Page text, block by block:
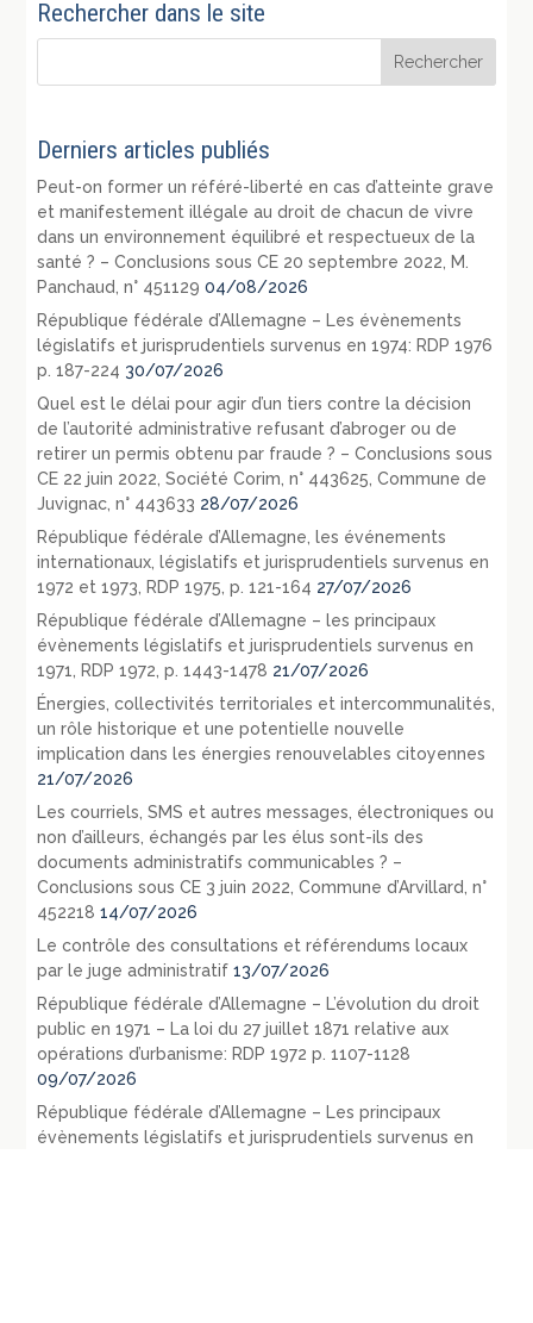
Rechercher dans le site
Derniers articles publiés
Peut-on former un référé-liberté en cas d’atteinte grave
et manifestement illégale au droit de chacun de vivre
dans un environnement équilibré et respectueux de la
santé ? – Conclusions sous CE 20 septembre 2022, M.
Panchaud, n° 451129 04/08/2026
République fédérale d’Allemagne – Les évènements
législatifs et jurisprudentiels survenus en 1974: RDP 1976
p. 187-224 30/07/2026
Quel est le délai pour agir d’un tiers contre la décision
de l’autorité administrative refusant d’abroger ou de
retirer un permis obtenu par fraude ? – Conclusions sous
CE 22 juin 2022, Société Corim, n° 443625, Commune de
Juvignac, n° 443633 28/07/2026
République fédérale d’Allemagne, les événements
internationaux, législatifs et jurisprudentiels survenus en
1972 et 1973, RDP 1975, p. 121-164 27/07/2026
République fédérale d’Allemagne – les principaux
évènements législatifs et jurisprudentiels survenus en
1971, RDP 1972, p. 1443-1478 21/07/2026
Énergies, collectivités territoriales et intercommunalités,
un rôle historique et une potentielle nouvelle
implication dans les énergies renouvelables citoyennes
21/07/2026
Les courriels, SMS et autres messages, électroniques ou
non d’ailleurs, échangés par les élus sont-ils des
documents administratifs communicables ? –
Conclusions sous CE 3 juin 2022, Commune d’Arvillard, n°
452218 14/07/2026
Le contrôle des consultations et référendums locaux
par le juge administratif 13/07/2026
République fédérale d’Allemagne – L’évolution du droit
public en 1971 – La loi du 27 juillet 1871 relative aux
opérations d’urbanisme: RDP 1972 p. 1107-1128
09/07/2026
République fédérale d’Allemagne – Les principaux
évènements législatifs et jurisprudentiels survenus en